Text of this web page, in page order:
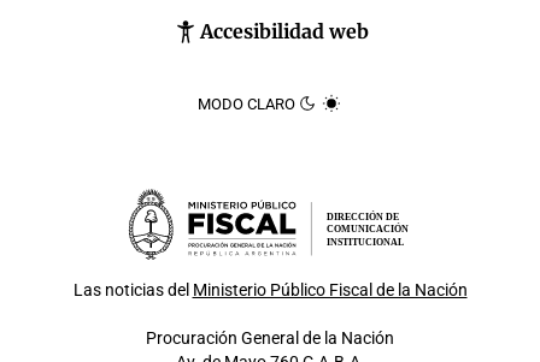
Accesibilidad web
MODO CLARO
DIRECCIÓN DE
COMUNICACIÓN
INSTITUCIONAL
Las noticias del Ministerio Público Fiscal de la Nación
Procuración General de la Nación